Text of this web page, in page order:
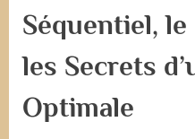
Séquentiel,
les Secrets
Optimale